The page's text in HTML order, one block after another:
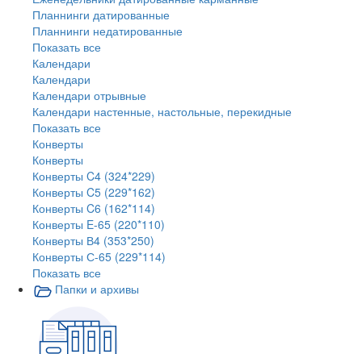
Планнинги датированные
Планнинги недатированные
Показать все
Календари
Календари
Календари отрывные
Календари настенные, настольные, перекидные
Показать все
Конверты
Конверты
Конверты C4 (324*229)
Конверты C5 (229*162)
Конверты C6 (162*114)
Конверты E-65 (220*110)
Конверты В4 (353*250)
Конверты С-65 (229*114)
Показать все
Папки и архивы